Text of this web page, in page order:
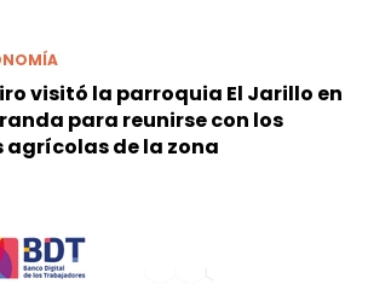
visitó la parroquia El Jarillo en
para reunirse con los
de la zona